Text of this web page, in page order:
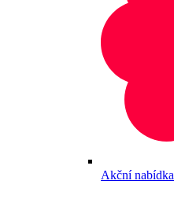
Akční nabídka